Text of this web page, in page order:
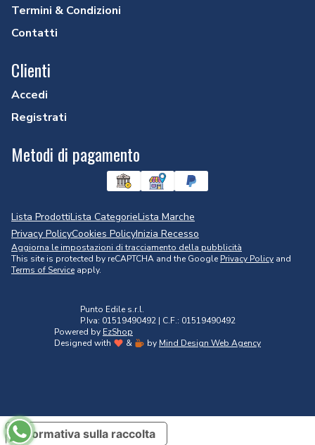
Termini & Condizioni
Contatti
Clienti
Accedi
Registrati
Metodi di pagamento
Lista ProdottiLista CategorieLista Marche
Privacy PolicyCookies PolicyInizia Recesso
Aggiorna le impostazioni di tracciamento della pubblicità
This site is protected by reCAPTCHA and the Google Privacy Policy and
Terms of Service apply.
Punto Edile s.r.l.
P.Iva: 01519490492 | C.F.: 01519490492
Powered by EzShop
Designed with
& by Mind Design Web Agency
Informativa sulla raccolta